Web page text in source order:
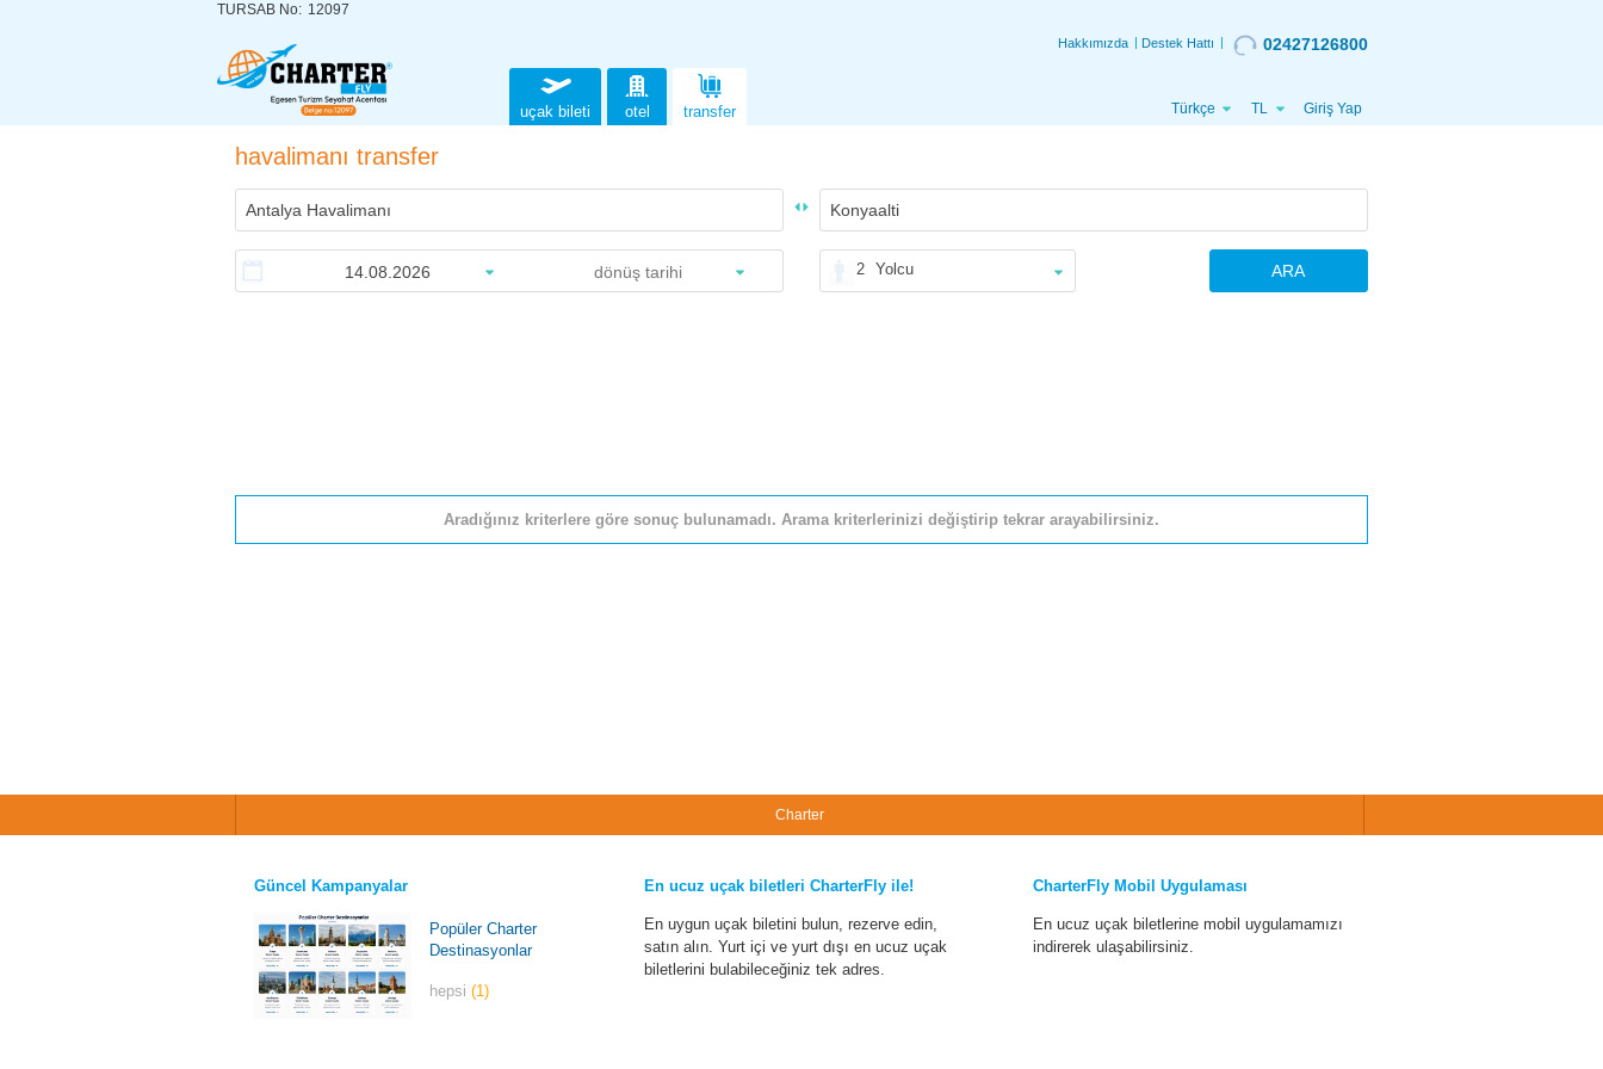
TURSAB No: 12097
Hakkımızda Destek Hattı 02427126800
uçak bileti otel transfer Türkçe TL Giriş Yap
havalimanı transfer
2 Yolcu ARA
Aradığınız kriterlere göre sonuç bulunamadı. Arama kriterlerinizi değiştirip tekrar arayabilirsiniz.
Charter
Güncel Kampanyalar
Popüler Charter
Destinasyonlar
hepsi(1)
En ucuz uçak biletleri CharterFly ile!
En uygun uçak biletini bulun, rezerve edin,
satın alın. Yurt içi ve yurt dışı en ucuz uçak
biletlerini bulabileceğiniz tek adres.
CharterFly Mobil Uygulaması
En ucuz uçak biletlerine mobil uygulamamızı
indirerek ulaşabilirsiniz.